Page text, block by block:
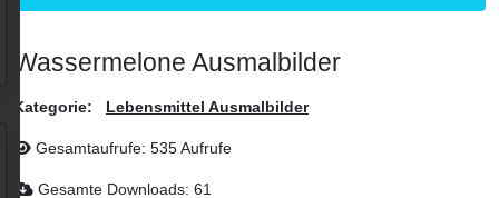
Wassermelone Ausmalbilder
Kategorie: Lebensmittel Ausmalbilder
Gesamtaufrufe: 535 Aufrufe
Gesamte Downloads: 61